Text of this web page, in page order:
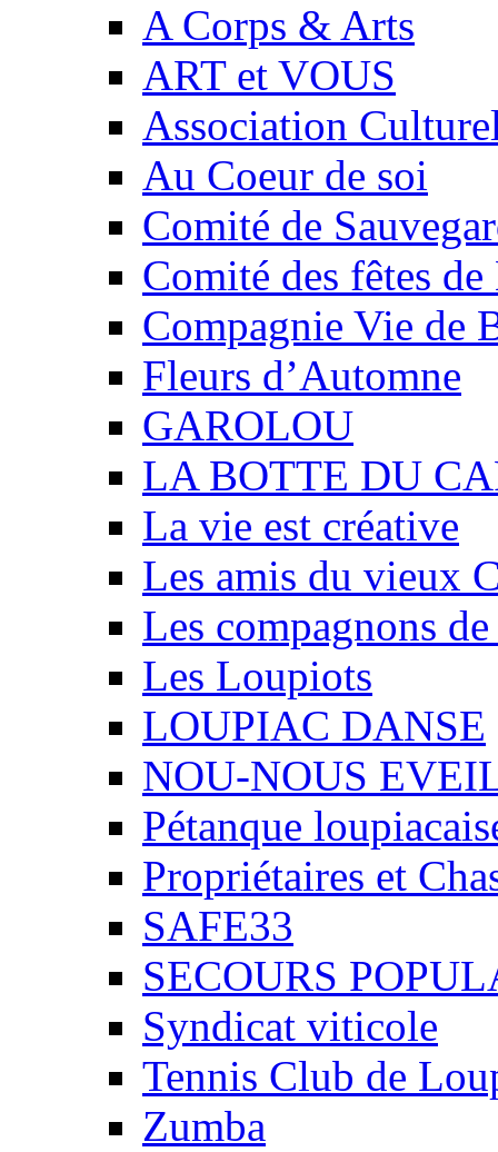
A Corps & Arts
ART et VOUS
Association
Au Coeur de soi
Comité de
Comité des fêtes
Compagnie Vie de
Fleurs d’Automne
GAROLOU
LA BOTTE DU
La vie est créative
Les amis du vieux
Les compagnons
Les Loupiots
LOUPIAC DANSE
NOU-NOUS
Pétanque
Propriétaires et
SAFE33
SECOURS
Syndicat viticole
Tennis Club de
Zumba